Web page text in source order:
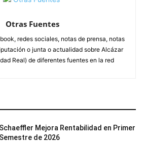
Otras Fuentes
redes sociales, notas de prensa, notas
o junta o actualidad sobre Alcázar
Real) de diferentes fuentes en la red
Schaeffler Mejora Rentabilidad en Primer
Semestre de 2026